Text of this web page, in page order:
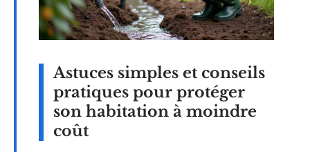
Astuces simples et conseils
pratiques pour protéger
son habitation à moindre
coût